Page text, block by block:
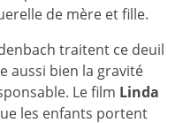
de mère et fille.
traitent ce deuil
aussi bien la gravité
Le film Linda
les enfants portent